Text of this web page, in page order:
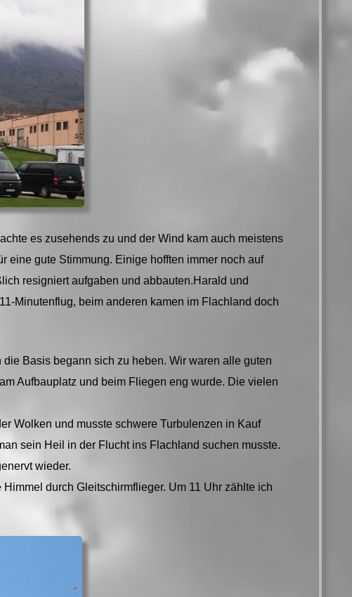
es zusehends zu und der Wind kam auch meistens
eine gute Stimmung. Einige hofften immer noch auf
resigniert aufgaben und abbauten.Harald und
Minutenflug, beim anderen kamen im Flachland doch
Basis begann sich zu heben. Wir waren alle guten
Aufbauplatz und beim Fliegen eng wurde. Die vielen
Wolken und musste schwere Turbulenzen in Kauf
sein Heil in der Flucht ins Flachland suchen musste.
wieder.
durch Gleitschirmflieger. Um 11 Uhr zählte ich